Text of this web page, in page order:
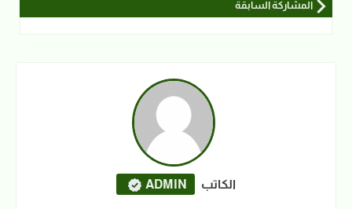
المشاركة السابقة
الكاتب ADMIN